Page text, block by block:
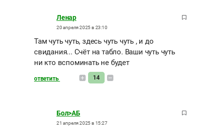
Ленар
20 апреля 2025 в 23:10
Там чуть чуть, здесь чуть чуть , и до
свидания... Счёт на табло. Ваши чуть чуть
ни кто вспоминать не будет
ответить 14
Бол>АБ
21 апреля 2025 в 15:27